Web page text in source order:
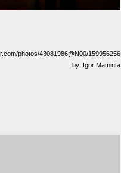
photos/43081986@N00/159956256
by: Igor Maminta